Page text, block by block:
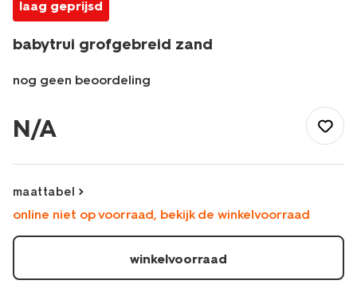
laag geprijsd
babytrui grofgebreid zand
nog geen beoordeling
truien-
vesten/babytrui-
zand-
33185270SAND.html
N/A
maattabel
online niet op voorraad, bekijk de winkelvoorraad
winkelvoorraad